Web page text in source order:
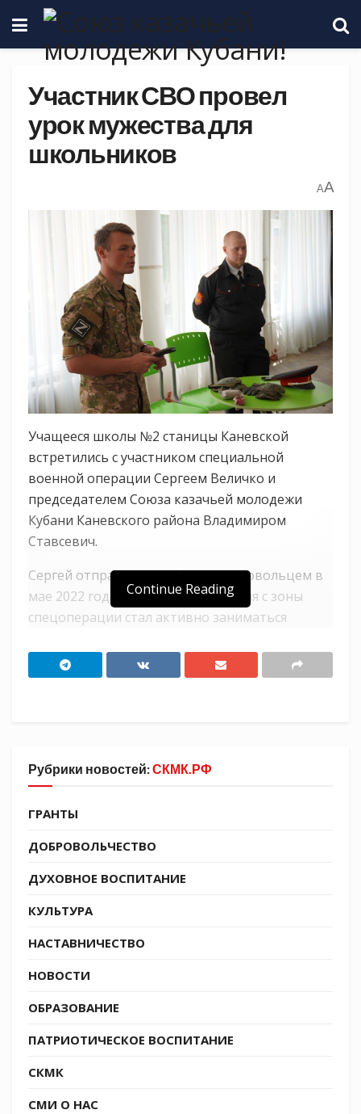
Участник СВО провел
урок мужества для
школьников
AA
Учащееся школы №2 станицы Каневской
встретились с участником специальной
военной операции Сергеем Величко и
председателем Союза казачьей молодежи
Кубани Каневского района Владимиром
Ставсевич.
Сергей отправился на фронт добровольцем в
мае 2022 года и после возвращения с зоны
спецоперации стал активно заниматься
В ходе беседы боец ответил на вопросы
Continue Reading
Рубрики новостей:СКМК.РФ
ГРАНТЫ
ДОБРОВОЛЬЧЕСТВО
ДУХОВНОЕ ВОСПИТАНИЕ
КУЛЬТУРА
НАСТАВНИЧЕСТВО
НОВОСТИ
ОБРАЗОВАНИЕ
ПАТРИОТИЧЕСКОЕ ВОСПИТАНИЕ
СКМК
СМИ О НАС